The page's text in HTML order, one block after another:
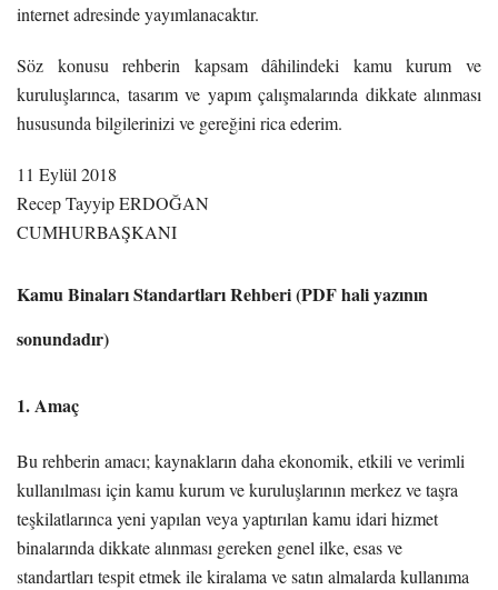
internet adresinde yayımlanacaktır.
Söz konusu rehberin kapsam dâhilindeki kamu kurum ve
kuruluşlarınca, tasarım ve yapım çalışmalarında dikkate alınması
hususunda bilgilerinizi ve gereğini rica ederim.
11 Eylül 2018
Recep Tayyip ERDOĞAN
CUMHURBAŞKANI
Kamu Binaları Standartları Rehberi (PDF hali yazının
sonundadır)
1. Amaç
Bu rehberin amacı; kaynakların daha ekonomik, etkili ve verimli
kullanılması için kamu kurum ve kuruluşlarının merkez ve taşra
teşkilatlarınca yeni yapılan veya yaptırılan kamu idari hizmet
binalarında dikkate alınması gereken genel ilke, esas ve
standartları tespit etmek ile kiralama ve satın almalarda kullanıma